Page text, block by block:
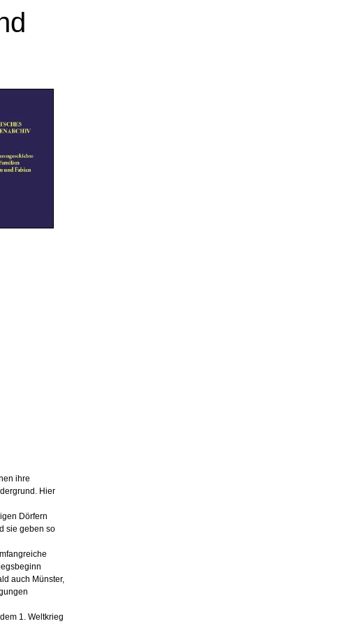
ihre
Hier
Dörfern
sie geben so
auch Münster,
1. Weltkrieg